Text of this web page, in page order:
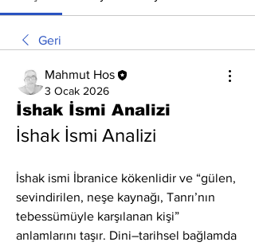
Geri
Mahmut Hos
3 Ocak 2026
İshak İsmi Analizi
İshak İsmi Analizi
İshak ismi İbranice kökenlidir ve “gülen,
sevindirilen, neşe kaynağı, Tanrı’nın
tebessümüyle karşılanan kişi”
anlamlarını taşır. Dini–tarihsel bağlamda